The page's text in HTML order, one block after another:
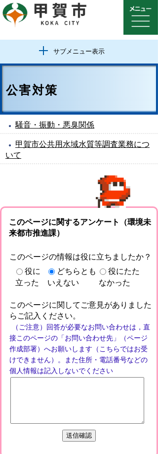
サブメニュー表示
公害対策
騒音・振動・悪臭関係
甲賀市公共用水域水質等調査業務につ
いて
このページに関するアンケート（環境未
来都市推進課）
このページの情報は役に立ちましたか？
役に
立った
どちらとも
いえない
役にたた
なかった
このページに関してご意見がありました
らご記入ください。
（ご注意）回答が必要なお問い合わせは，直
接このページの「お問い合わせ先」（ページ
作成部署）へお願いします（こちらではお受
けできません）。また住所・電話番号などの
個人情報は記入しないでください